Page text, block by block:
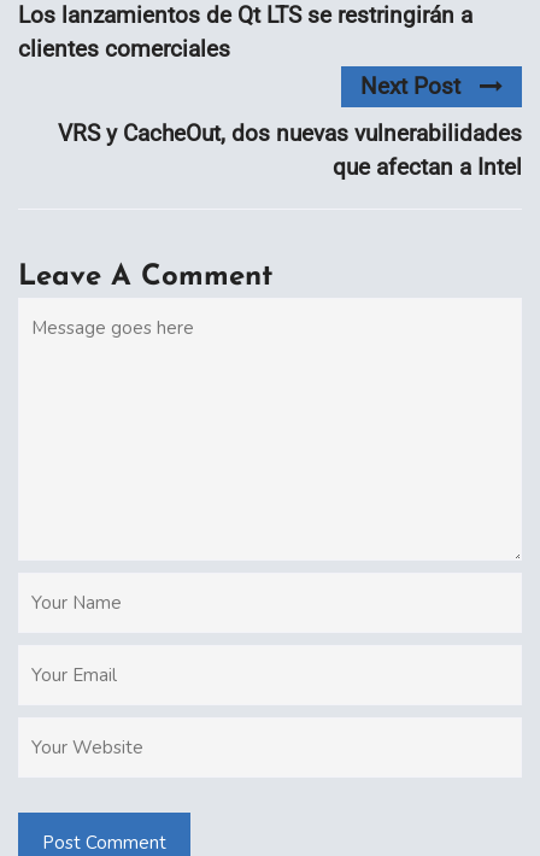
Los lanzamientos de Qt LTS se restringirán a
clientes comerciales
Next Post
VRS y CacheOut, dos nuevas vulnerabilidades
que afectan a Intel
Leave A Comment
Post Comment